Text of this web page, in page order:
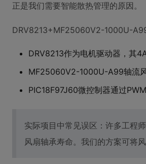
正是我们需要智能散热管理的原因。
DRV8213+MF25060V2-1000U-
DRV8213作为电机驱动器，其
MF25060V2-1000U-A99轴流
PIC18F97J60微控制器通过
实际项目中常见误区：许多工程
风扇轴承寿命。我们的方案可将